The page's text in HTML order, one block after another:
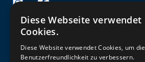
Diese Webseite verwendet
Cookies.
Diese Website verwendet Cookies, um die
Benutzerfreundlichkeit zu verbessern.